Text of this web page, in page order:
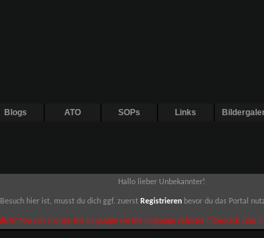
Blogs ATO SOPs Links
Hallo lieber Unbekannter!
hier ist, musst du dich ggf. zuerst Registrieren bevor du das Portal
You can change the language via the language selector ("Deutsch